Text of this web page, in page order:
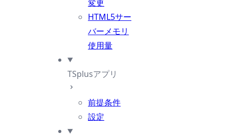
変更
HTML5サー
バーメモリ
使用量
TSplusアプリ
前提条件
設定